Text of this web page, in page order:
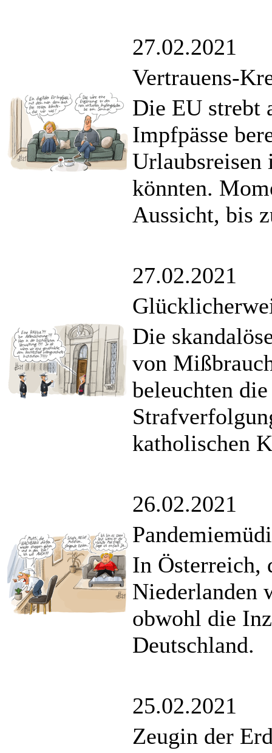
27.02.2021
Vertrauens-
Die EU strebt
Impfpässe
Urlaubsreisen
könnten.
Aussicht, bis
27.02.2021
Die
von
beleuchten
katholischen
26.02.2021
In Österreich,
Niederlanden
obwohl die
Deutschland.
25.02.2021
Zeugin der